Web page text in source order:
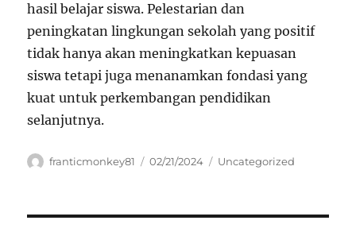
hasil belajar siswa. Pelestarian dan
peningkatan lingkungan sekolah yang positif
tidak hanya akan meningkatkan kepuasan
siswa tetapi juga menanamkan fondasi yang
kuat untuk perkembangan pendidikan
selanjutnya.
Author
franticmonkey81
Posted
02/21/2024 Categories
Uncategorized